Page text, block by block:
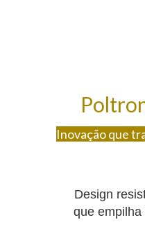
Inovação que
Design
que